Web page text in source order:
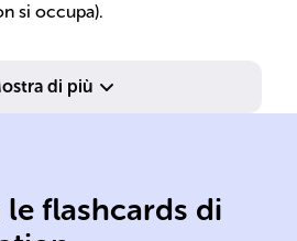
si occupa).
di più
flashcards di